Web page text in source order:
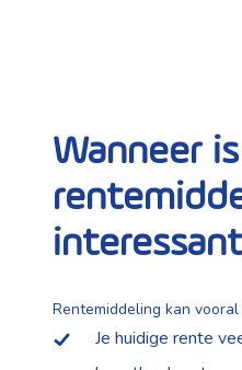
Wanneer is
interessant
Rentemiddeling kan
Je huidige rente